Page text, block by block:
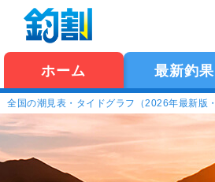
ホーム 最新釣果
全国の潮見表・タイドグラフ（2026年最新版